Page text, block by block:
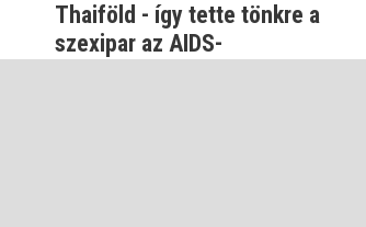
Thaiföld - így tette tönkre a
szexipar az AIDS-